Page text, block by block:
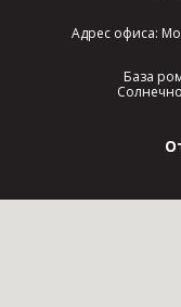
Адрес офиса:
База